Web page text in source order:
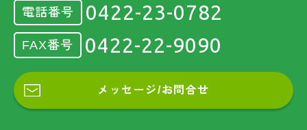
電話番号 0422-23-0782
FAX番号 0422-22-9090
メッセージ/お問合せ